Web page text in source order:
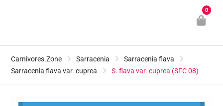
0
Carnivores.Zone Sarracenia
Sarracenia flava
Sarracenia flava var. cuprea
S. flava var. cuprea (SFC 08)